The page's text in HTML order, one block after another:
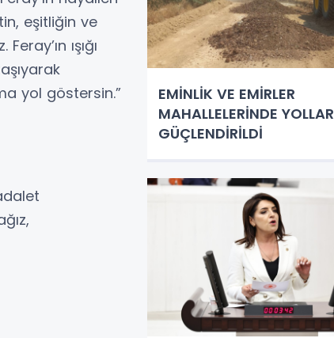
eşitliğin ve
ışığı
yol göstersin.”
EMİNLİK VE EMİRLER
MAHALLELERİNDE YOLLAR
GÜÇLENDİRİLDİ